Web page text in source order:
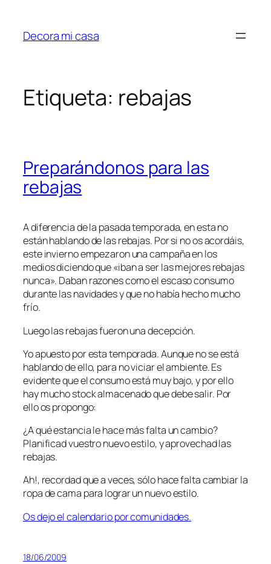
contenido
Decora mi casa
Etiqueta: rebajas
Preparándonos para las
rebajas
A diferencia de la pasada temporada, en esta no
están hablando de las rebajas. Por si no os acordáis,
este invierno empezaron una campaña en los
medios diciendo que «iban a ser las mejores rebajas
nunca». Daban razones como el escaso consumo
durante las navidades y que no había hecho mucho
frío.
Luego las rebajas fueron una decepción.
Yo apuesto por esta temporada. Aunque no se está
hablando de ello, para no viciar el ambiente. Es
evidente que el consumo está muy bajo, y por ello
hay mucho stock almacenado que debe salir. Por
ello os propongo:
¿A qué estancia le hace más falta un cambio?
Planificad vuestro nuevo estilo, y aprovechad las
rebajas.
Ah!, recordad que a veces, sólo hace falta cambiar la
ropa de cama para lograr un nuevo estilo.
Os dejo el calendario por comunidades.
18/06/2009